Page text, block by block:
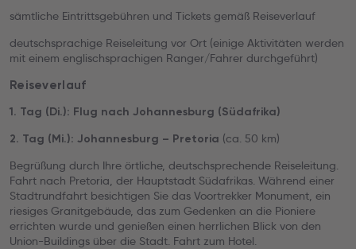
sämtliche Eintrittsgebühren und Tickets gemäß Reiseverlauf
deutschsprachige Reiseleitung vor Ort (einige Aktivitäten werden
mit einem englischsprachigen Ranger/Fahrer durchgeführt)
Reiseverlauf
1. Tag (Di.): Flug nach Johannesburg (Südafrika)
2. Tag (Mi.): Johannesburg – Pretoria (ca. 50 km)
Begrüßung durch Ihre örtliche, deutschsprechende Reiseleitung.
Fahrt nach Pretoria, der Hauptstadt Südafrikas. Während einer
Stadtrundfahrt besichtigen Sie das Voortrekker Monument, ein
riesiges Granitgebäude, das zum Gedenken an die Pioniere
errichten wurde und genießen einen herrlichen Blick von den
Union-Buildings über die Stadt. Fahrt zum Hotel.